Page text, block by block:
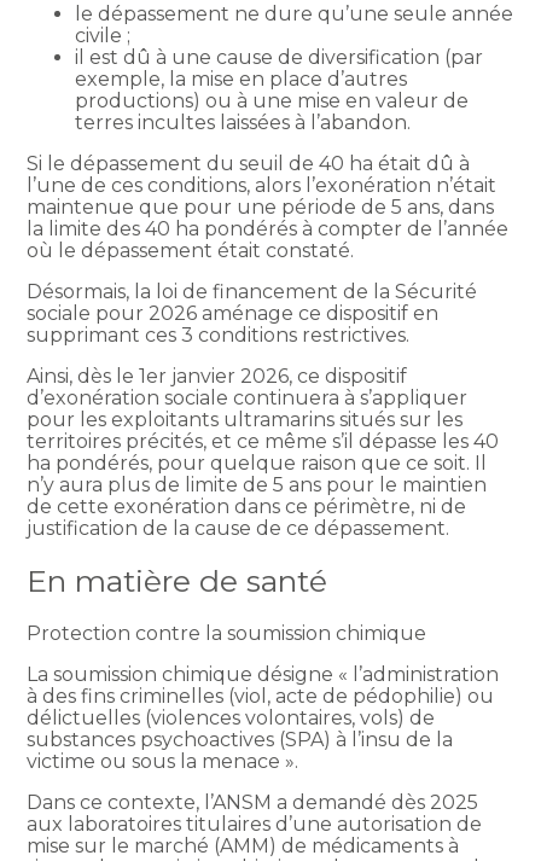
le dépassement ne dure qu’une seule année
civile ;
il est dû à une cause de diversification (par
exemple, la mise en place d’autres
productions) ou à une mise en valeur de
terres incultes laissées à l’abandon.
Si le dépassement du seuil de 40 ha était dû à
l’une de ces conditions, alors l’exonération n’était
maintenue que pour une période de 5 ans, dans
la limite des 40 ha pondérés à compter de l’année
où le dépassement était constaté.
Désormais, la loi de financement de la Sécurité
sociale pour 2026 aménage ce dispositif en
supprimant ces 3 conditions restrictives.
Ainsi, dès le 1er janvier 2026, ce dispositif
d’exonération sociale continuera à s’appliquer
pour les exploitants ultramarins situés sur les
territoires précités, et ce même s’il dépasse les 40
ha pondérés, pour quelque raison que ce soit. Il
n’y aura plus de limite de 5 ans pour le maintien
de cette exonération dans ce périmètre, ni de
justification de la cause de ce dépassement.
En matière de santé
Protection contre la soumission chimique
La soumission chimique désigne « l’administration
à des fins criminelles (viol, acte de pédophilie) ou
délictuelles (violences volontaires, vols) de
substances psychoactives (SPA) à l’insu de la
victime ou sous la menace ».
Dans ce contexte, l’ANSM a demandé dès 2025
aux laboratoires titulaires d’une autorisation de
mise sur le marché (AMM) de médicaments à